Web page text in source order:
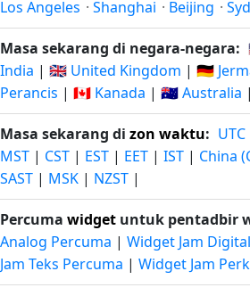
Los Angeles · Shanghai · Beijing ·
Masa sekarang di negara-negara:
India | 🇬🇧 United Kingdom | 🇩🇪
Perancis | 🇨🇦 Kanada | 🇦🇺 Australia |
Masa sekarang di zon waktu: UTC
MST | CST | EST | EET | IST | China
SAST | MSK | NZST |
Percuma widget untuk pentadbir
Analog Percuma | Widget Jam
Jam Teks Percuma | Widget Jam